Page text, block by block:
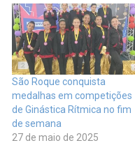
São Roque conquista
medalhas em competições
de Ginástica Rítmica no fim
de semana
27 de maio de 2025